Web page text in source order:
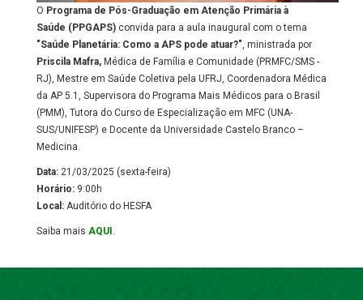
O Programa de Pós-Graduação em Atenção Primária à
Saúde (PPGAPS) convida para a aula inaugural com o tema
"Saúde Planetária: Como a APS pode atuar?", ministrada por
Priscila Mafra, Médica de Família e Comunidade (PRMFC/SMS -
RJ), Mestre em Saúde Coletiva pela UFRJ, Coordenadora Médica
da AP 5.1, Supervisora do Programa Mais Médicos para o Brasil
(PMM), Tutora do Curso de Especialização em MFC (UNA-
SUS/UNIFESP) e Docente da Universidade Castelo Branco –
Medicina.
Data: 21/03/2025 (sexta-feira)
Horário: 9:00h
Local: Auditório do HESFA
Saiba mais AQUI .